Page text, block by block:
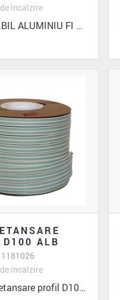
incalzire
TUB FLEXIBIL ALUMINIU FI 160
ALB
incalzire
Banda de etansare profil D100 -banda din...